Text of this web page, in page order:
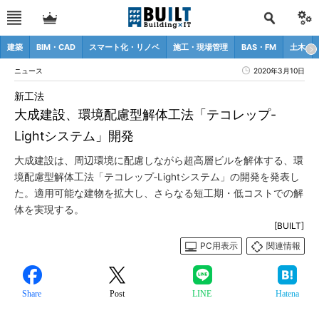
建築 BIM・CAD スマート化・リノベ 施工・現場管理 BAS・FM 土木
ニュース 2020年3月10日
大成建設、環境配慮型解体工法「テコレップ-
Lightシステム」開発
新工法
大成建設は、周辺環境に配慮しながら超高層ビルを解体する、環
境配慮型解体工法「テコレップ‐Lightシステム」の開発を発表し
た。適用可能な建物を拡大し、さらなる短工期・低コストでの解
体を実現する。
[BUILT]
PC用表示
関連情報
Share Post LINE Hatena